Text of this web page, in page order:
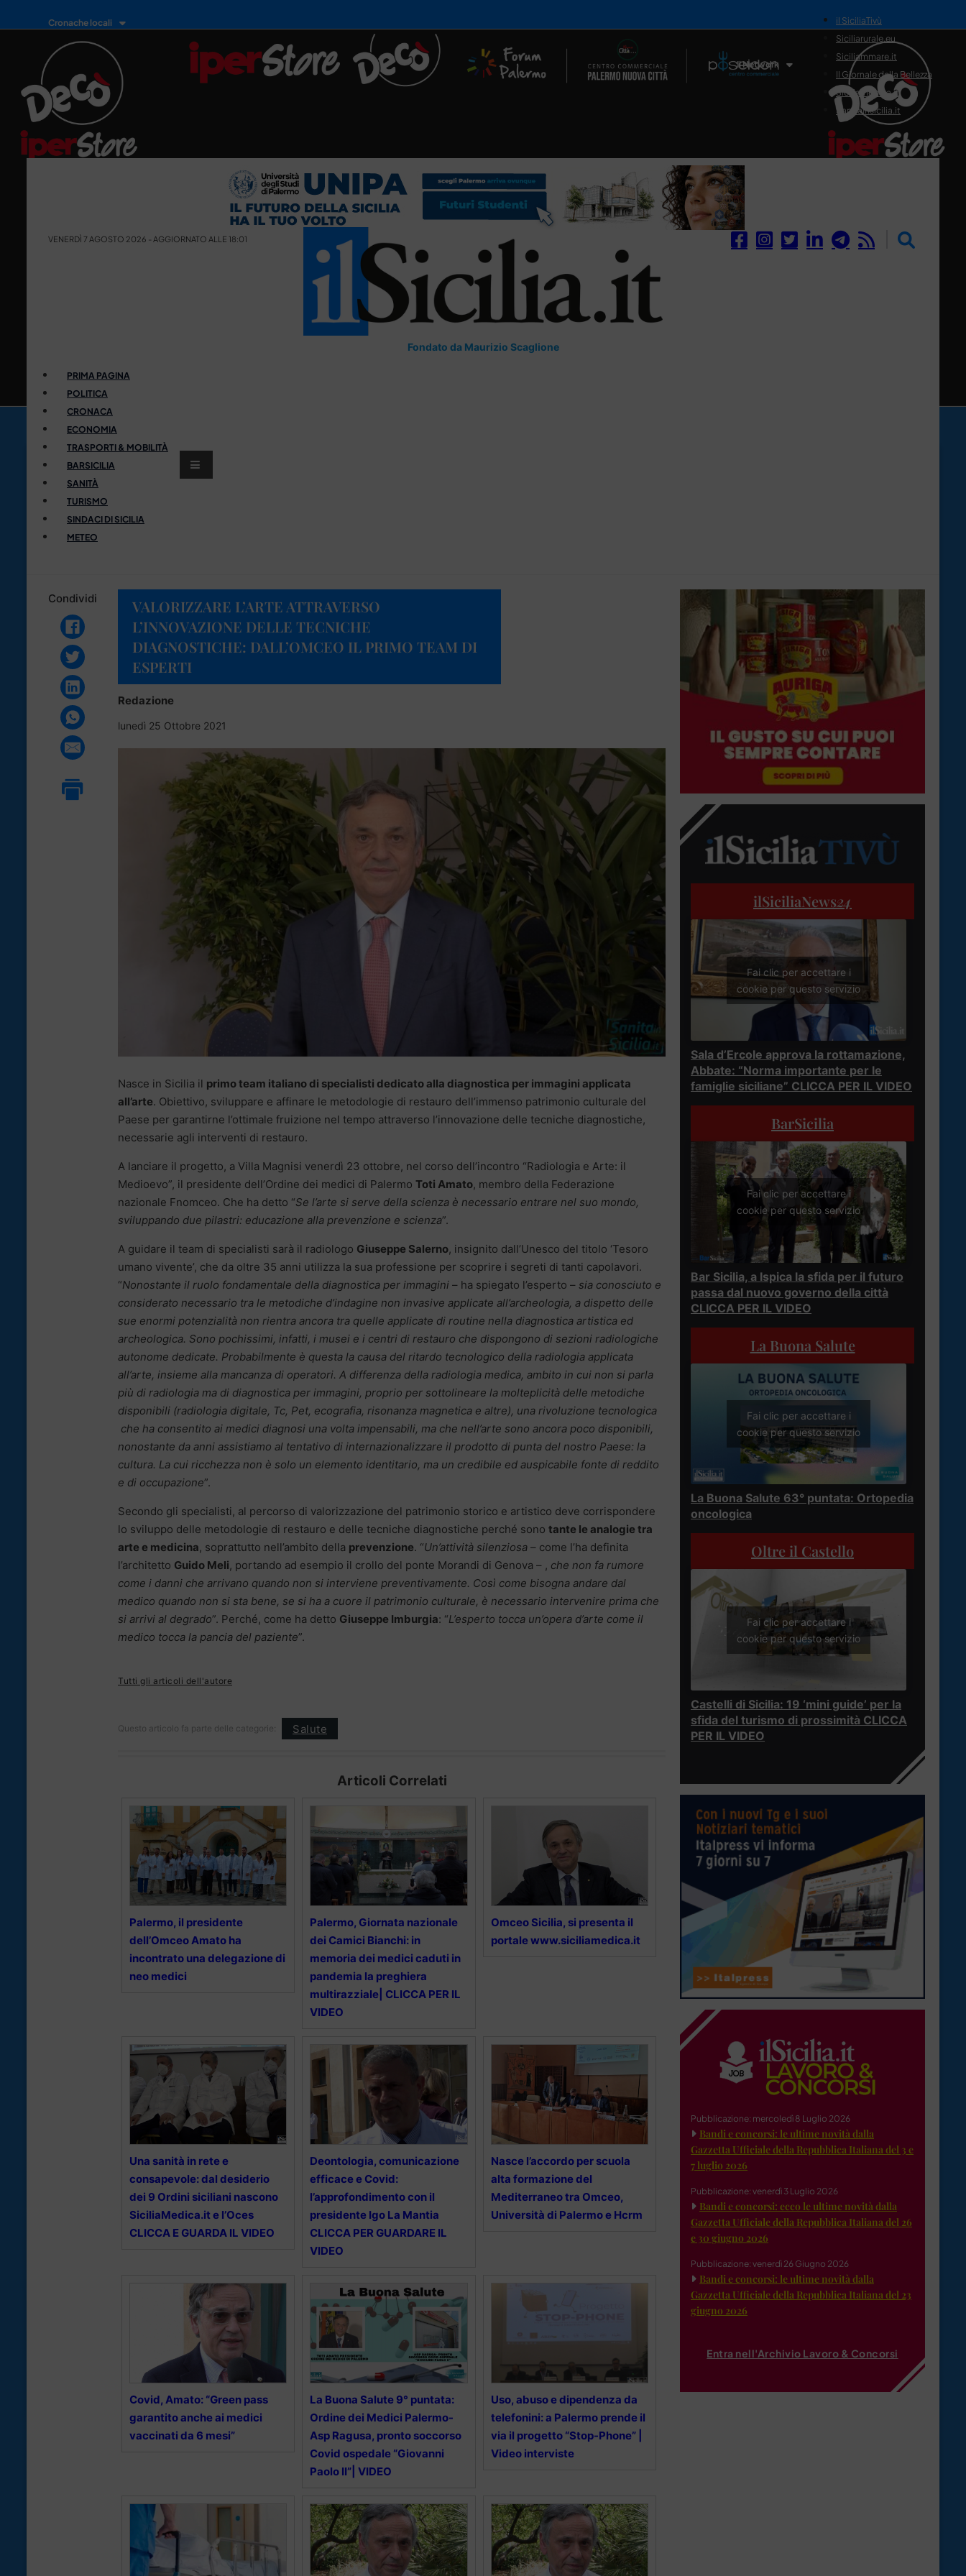
Cronache locali
Il Network
il SiciliaTivù
Siciliarurale.eu
Siciliammare.it
Il Giornale della Bellezza
Siciliamedica.it
Sanitainsicilia.it
VENERDÌ 7 AGOSTO 2026 - AGGIORNATO ALLE 18:01
Fondato da Maurizio Scaglione
PRIMA PAGINA
POLITICA
CRONACA
ECONOMIA
TRASPORTI & MOBILITÀ
BARSICILIA
SANITÀ
TURISMO
SINDACI DI SICILIA
METEO
Condividi
VALORIZZARE L’ARTE ATTRAVERSO
L’INNOVAZIONE DELLE TECNICHE
DIAGNOSTICHE: DALL’OMCEO IL PRIMO TEAM DI
ESPERTI
Redazione
lunedì 25 Ottobre 2021
Nasce in Sicilia il primo team italiano di specialisti dedicato alla diagnostica per immagini applicata
all’arte. Obiettivo, sviluppare e affinare le metodologie di restauro dell’immenso patrimonio culturale del
Paese per garantirne l’ottimale fruizione nel tempo attraverso l’innovazione delle tecniche diagnostiche,
necessarie agli interventi di restauro.
A lanciare il progetto, a Villa Magnisi venerdì 23 ottobre, nel corso dell’incontro “Radiologia e Arte: il
Medioevo”, il presidente dell’Ordine dei medici di Palermo Toti Amato, membro della Federazione
nazionale Fnomceo. Che ha detto “Se l’arte si serve della scienza è necessario entrare nel suo mondo,
sviluppando due pilastri: educazione alla prevenzione e scienza”.
A guidare il team di specialisti sarà il radiologo Giuseppe Salerno, insignito dall’Unesco del titolo ‘Tesoro
umano vivente’, che da oltre 35 anni utilizza la sua professione per scoprire i segreti di tanti capolavori.
“Nonostante il ruolo fondamentale della diagnostica per immagini – ha spiegato l’esperto – sia conosciuto e
considerato necessario tra le metodiche d’indagine non invasive applicate all’archeologia, a dispetto delle
sue enormi potenzialità non rientra ancora tra quelle applicate di routine nella diagnostica artistica ed
archeologica. Sono pochissimi, infatti, i musei e i centri di restauro che dispongono di sezioni radiologiche
autonome dedicate. Probabilmente è questa la causa del ritardo tecnologico della radiologia applicata
all’arte, insieme alla mancanza di operatori. A differenza della radiologia medica, ambito in cui non si parla
più di radiologia ma di diagnostica per immagini, proprio per sottolineare la molteplicità delle metodiche
disponibili (radiologia digitale, Tc, Pet, ecografia, risonanza magnetica e altre), una rivoluzione tecnologica
che ha consentito ai medici diagnosi una volta impensabili, ma che nell’arte sono ancora poco disponibili,
nonostante da anni assistiamo al tentativo di internazionalizzare il prodotto di punta del nostro Paese: la
cultura. La cui ricchezza non è solo un elemento identitario, ma un credibile ed auspicabile fonte di reddito
e di occupazione”.
Secondo gli specialisti, al percorso di valorizzazione del patrimonio storico e artistico deve corrispondere
lo sviluppo delle metodologie di restauro e delle tecniche diagnostiche perché sono tante le analogie tra
arte e medicina, soprattutto nell’ambito della prevenzione. “Un’attività silenziosa – come l’ha definita
l’architetto Guido Meli, portando ad esempio il crollo del ponte Morandi di Genova – , che non fa rumore
come i danni che arrivano quando non si interviene preventivamente. Così come bisogna andare dal
medico quando non si sta bene, se si ha a cuore il patrimonio culturale, è necessario intervenire prima che
si arrivi al degrado”. Perché, come ha detto Giuseppe Imburgia: “L’esperto tocca un’opera d’arte come il
medico tocca la pancia del paziente”.
Tutti gli articoli dell'autore
Questo articolo fa parte delle categorie: Salute
Articoli Correlati
Palermo, il presidente
dell’Omceo Amato ha
incontrato una delegazione di
neo medici
Palermo, Giornata nazionale
dei Camici Bianchi: in
memoria dei medici caduti in
pandemia la preghiera
multirazziale| CLICCA PER IL
VIDEO
Omceo Sicilia, si presenta il
portale www.siciliamedica.it
Una sanità in rete e
consapevole: dal desiderio
dei 9 Ordini siciliani nascono
SiciliaMedica.it e l’Oces
CLICCA E GUARDA IL VIDEO
Deontologia, comunicazione
efficace e Covid:
l’approfondimento con il
presidente Igo La Mantia
CLICCA PER GUARDARE IL
VIDEO
Nasce l’accordo per scuola
alta formazione del
Mediterraneo tra Omceo,
Università di Palermo e Hcrm
Covid, Amato: “Green pass
garantito anche ai medici
vaccinati da 6 mesi”
La Buona Salute 9° puntata:
Ordine dei Medici Palermo-
Asp Ragusa, pronto soccorso
Covid ospedale “Giovanni
Paolo II”| VIDEO
Uso, abuso e dipendenza da
telefonini: a Palermo prende il
via il progetto “Stop-Phone” |
Video interviste
ilSiciliaNews24
Fai clic per accettare i
cookie per questo servizio
Sala d’Ercole approva la rottamazione,
Abbate: “Norma importante per le
famiglie siciliane” CLICCA PER IL VIDEO
BarSicilia
Fai clic per accettare i
cookie per questo servizio
Bar Sicilia, a Ispica la sfida per il futuro
passa dal nuovo governo della città
CLICCA PER IL VIDEO
La Buona Salute
Fai clic per accettare i
cookie per questo servizio
La Buona Salute 63° puntata: Ortopedia
oncologica
Oltre il Castello
Fai clic per accettare i
cookie per questo servizio
Castelli di Sicilia: 19 ‘mini guide’ per la
sfida del turismo di prossimità CLICCA
PER IL VIDEO
Pubblicazione: mercoledì 8 Luglio 2026
Bandi e concorsi: le ultime novità dalla
Gazzetta Ufficiale della Repubblica Italiana del 3 e
7 luglio 2026
Pubblicazione: venerdì 3 Luglio 2026
Bandi e concorsi: ecco le ultime novità dalla
Gazzetta Ufficiale della Repubblica Italiana del 26
e 30 giugno 2026
Pubblicazione: venerdì 26 Giugno 2026
Bandi e concorsi: le ultime novità dalla
Gazzetta Ufficiale della Repubblica Italiana del 23
giugno 2026
Entra nell'Archivio Lavoro & Concorsi